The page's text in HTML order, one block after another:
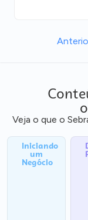
o
Veja o que o
Iniciando
um
Negócio